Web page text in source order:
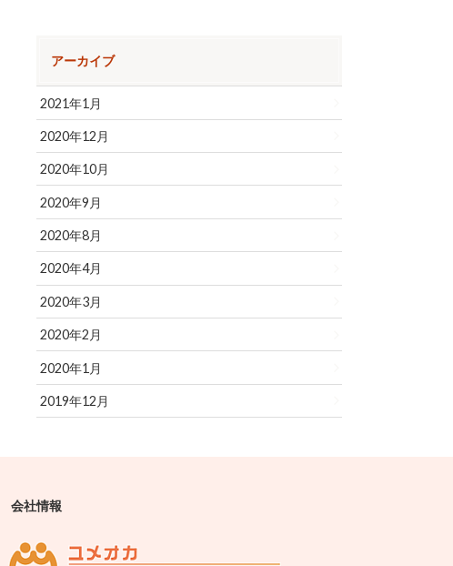
アーカイブ
2021年1月
2020年12月
2020年10月
2020年9月
2020年8月
2020年4月
2020年3月
2020年2月
2020年1月
2019年12月
会社情報